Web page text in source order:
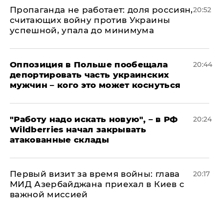
​Пропаганда не работает: доля россиян,
считающих войну против Украины
успешной, упала до минимума
20:52
Оппозиция в Польше пообещала
депортировать часть украинских
мужчин – кого это может коснуться
20:44
"Работу надо искать новую", – в РФ
Wildberries начал закрывать
атакованные склады
20:24
Первый визит за время войны: глава
МИД Азербайджана приехал в Киев с
важной миссией
20:17